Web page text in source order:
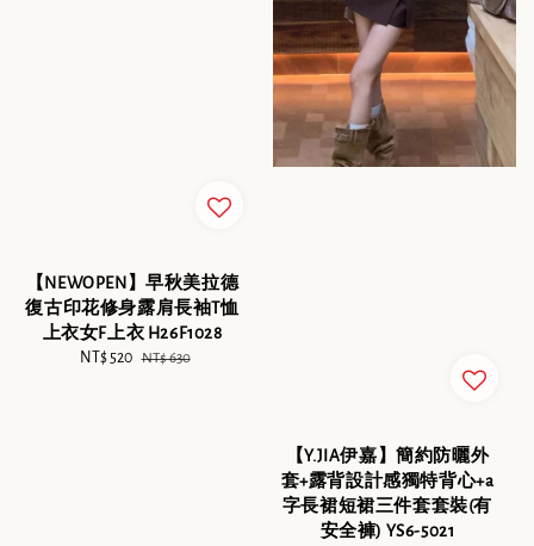
【NEWOPEN】早秋美拉德
復古印花修身露肩長袖T恤
上衣女F上衣 H26F1028
Sale
NT$ 520 Regular
NT$ 630
【Y.JIA伊嘉】簡約防曬外
套+露背設計感獨特背心+a
字長裙短裙三件套套裝(有
安全褲) YS6-5021